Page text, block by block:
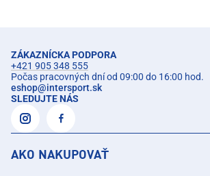
ZÁKAZNÍCKA PODPORA
+421 905 348 555
Počas pracovných dní od 09:00 do 16:00 hod.
eshop@intersport.sk
SLEDUJTE NÁS
AKO NAKUPOVAŤ